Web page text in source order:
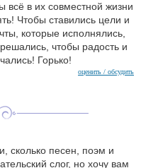
всё в их совместной жизни
Чтобы ставились цели и
которые исполнялись,
чтобы радость и
Горько!
оценить / обсудить
сколько песен, поэм и
слог, но хочу вам